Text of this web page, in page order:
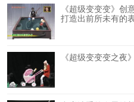
《超级变变变》创
打造出前所未有的
《超级变变变之